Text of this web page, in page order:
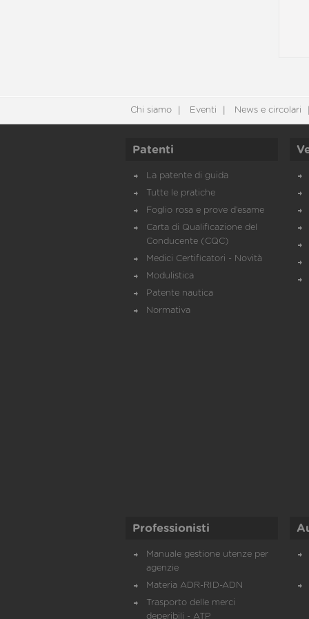
Chi siamo Eventi News e circolari
Patenti
La patente di guida
Tutte le pratiche
Foglio rosa e prove d’esame
Carta di Qualificazione del
Conducente (CQC)
Medici Certificatori - Novità
Modulistica
Patente nautica
Normativa
Professionisti
Manuale gestione utenze per
agenzie
Materia ADR-RID-ADN
Trasporto delle merci
deperibili - ATP